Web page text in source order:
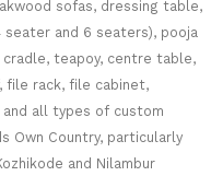
sofas, dressing table,
and 6 seaters), pooja
teapoy, centre table,
file rack, file cabinet,
all types of custom
Own Country, particularly
and Nilambur